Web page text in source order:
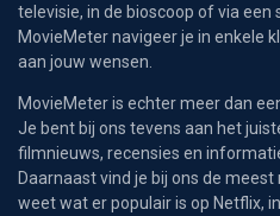
televisie, in de bioscoop of via
MovieMeter navigeer je in enkele
aan jouw wensen.
MovieMeter is echter meer dan
Je bent bij ons tevens aan het
filmnieuws, recensies en
Daarnaast vind je bij ons de
weet wat er populair is op Netflix,